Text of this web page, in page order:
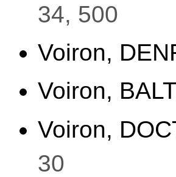
34, 500
Voiron,
Voiron,
Voiron,
30